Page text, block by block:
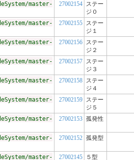
master-
27002154 ステー
ジ０
master-
27002155 ステー
ジ１
master-
27002156 ステー
ジ２
master-
27002157 ステー
ジ３
master-
27002158 ステー
ジ４
master-
27002159 ステー
ジ５
master-
27002153 孤発性
master-
27002152 孤発型
master- 27002145 ５型